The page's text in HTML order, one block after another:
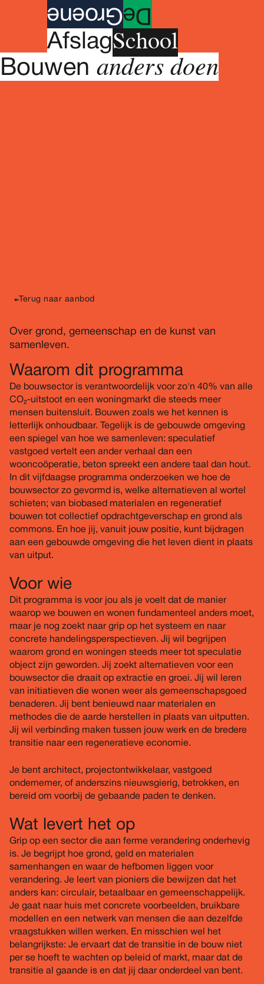
G
roene D
e
AfslagSchool
Bouwen anders doen
Terug naar aanbod
Over grond, gemeenschap en de kunst van
samenleven.
Waarom dit programma
De bouwsector is verantwoordelijk voor zo'n 40% van alle
CO₂-uitstoot en een woningmarkt die steeds meer
mensen buitensluit. Bouwen zoals we het kennen is
letterlijk onhoudbaar. Tegelijk is de gebouwde omgeving
een spiegel van hoe we samenleven: speculatief
vastgoed vertelt een ander verhaal dan een
wooncoöperatie, beton spreekt een andere taal dan hout.
In dit vijfdaagse programma onderzoeken we hoe de
bouwsector zo gevormd is, welke alternatieven al wortel
schieten; van biobased materialen en regeneratief
bouwen tot collectief opdrachtgeverschap en grond als
commons. En hoe jij, vanuit jouw positie, kunt bijdragen
aan een gebouwde omgeving die het leven dient in plaats
van uitput.
Voor wie
Dit programma is voor jou als je voelt dat de manier
waarop we bouwen en wonen fundamenteel anders moet,
maar je nog zoekt naar grip op het systeem en naar
concrete handelingsperspectieven. Jij wil begrijpen
waarom grond en woningen steeds meer tot speculatie
object zijn geworden. Jij zoekt alternatieven voor een
bouwsector die draait op extractie en groei. Jij wil leren
van initiatieven die wonen weer als gemeenschapsgoed
benaderen. Jij bent benieuwd naar materialen en
methodes die de aarde herstellen in plaats van uitputten.
Jij wil verbinding maken tussen jouw werk en de bredere
transitie naar een regeneratieve economie.
Je bent architect, projectontwikkelaar, vastgoed
ondernemer, of anderszins nieuwsgierig, betrokken, en
bereid om voorbij de gebaande paden te denken.
Wat levert het op
Grip op een sector die aan ferme verandering onderhevig
is. Je begrijpt hoe grond, geld en materialen
samenhangen en waar de hefbomen liggen voor
verandering. Je leert van pioniers die bewijzen dat het
anders kan: circulair, betaalbaar en gemeenschappelijk.
Je gaat naar huis met concrete voorbeelden, bruikbare
modellen en een netwerk van mensen die aan dezelfde
vraagstukken willen werken. En misschien wel het
belangrijkste: Je ervaart dat de transitie in de bouw niet
per se hoeft te wachten op beleid of markt, maar dat de
transitie al gaande is en dat jij daar onderdeel van bent.
Woensdag 28 oktober 2026